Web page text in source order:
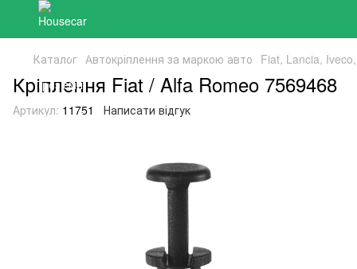
Каталог Автокріплення за маркою авто Fiat, Lancia,
Кріплення Fiat / Alfa Romeo 7569468
Артикул: 11751 Написати відгук